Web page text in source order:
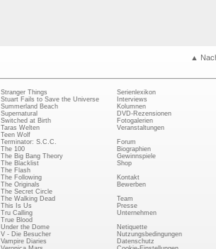
▲
Stranger Things
Stuart Fails to Save the Universe
Summerland Beach
Supernatural
Switched at Birth
Taras Welten
Teen Wolf
Terminator: S.C.C.
The 100
The Big Bang Theory
The Blacklist
The Flash
The Following
The Originals
The Secret Circle
The Walking Dead
This Is Us
Tru Calling
True Blood
Under the Dome
V - Die Besucher
Vampire Diaries
Serienlexikon
Interviews
Kolumnen
DVD-Rezensionen
Fotogalerien
Veranstaltungen
Forum
Biographien
Gewinnspiele
Shop
Kontakt
Bewerben
Team
Presse
Unternehmen
Netiquette
Nutzungsbedingungen
Datenschutz